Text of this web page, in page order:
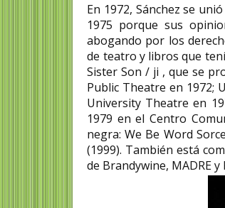
En 1972, Sánchez se
1975 porque sus
abogando por los
de teatro y libros que
Sister Son / ji , que se
Public Theatre en 1972;
University Theatre en
1979 en el Centro
negra: We Be Word
(1999). También está
de Brandywine, MADRE y